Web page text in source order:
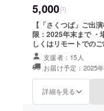
5,000円
【「さくつば」ご出演権】 ・日時：毎週月曜日 20:00-
限：2025年末まで ・
しくはリモートでの
通費や滞在費は各自
はメールで連絡します。
支援者：15人
お届け予定：2025
詳細を見る